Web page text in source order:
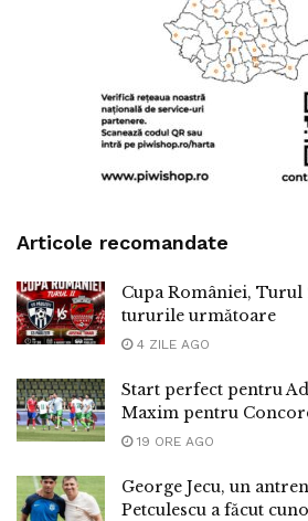
Articole recomandate
Cupa României,
tururile următoare
4 ZILE AGO
Start perfect pentru
Maxim pentru
19 ORE AGO
George Jecu, un
Petculescu a făcut